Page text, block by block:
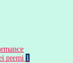
premi 1